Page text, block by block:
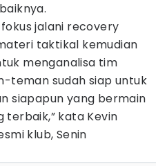
jalani recovery
taktikal kemudian
menganalisa tim
teman sudah siap untuk
siapapun yang bermain
kata Kevin
klub, Senin